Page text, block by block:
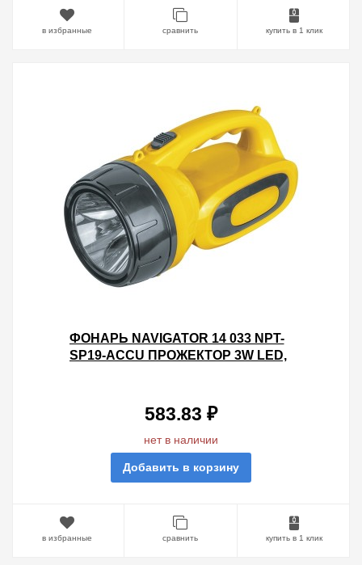
в избранные сравнить купить в 1 клик
ФОНАРЬ NAVIGATOR 14 033 NPT-
SP19-ACCU ПРОЖЕКТОР 3W LED,
583.83 ₽
нет в наличии
Добавить в корзину
в избранные сравнить купить в 1 клик